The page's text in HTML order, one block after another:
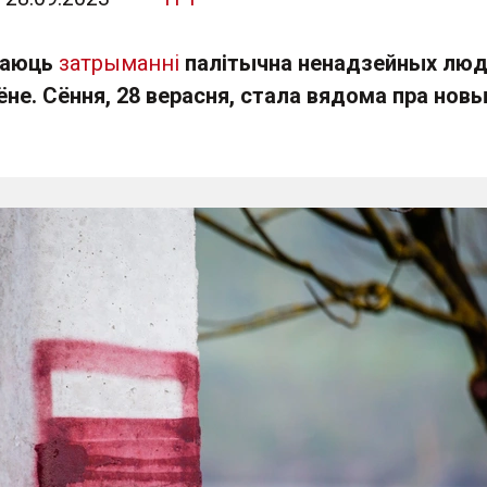
затрыманні палітычна ненадзейных
Сёння, 28 верасня, стала вядома пра